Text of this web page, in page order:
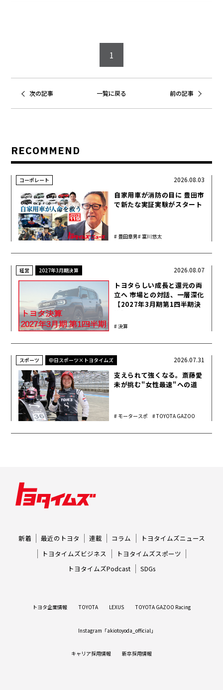
1
次の記事 一覧に戻る 前の記事
RECOMMEND
コーポレート
自家用車が消防の目に 豊田市
で新たな実証実験がスタート
豊田章男 富川悠太
2026.08.03
経営 2027年3月期決算
トヨタらしい成長と還元の両
立へ 市場との対話、一層深化
【2027年3月期第1四半期決
決算
2026.08.07
スポーツ 中日スポーツ×トヨタイムズ
支えられて強くなる。斎藤愛
未が挑む"女性最速"への道
モータースポ
TOYOTA GAZOO
2026.07.31
新着 最近のトヨタ 連載 コラム
トヨタイムズニュース
トヨタイムズビジネス
トヨタイムズスポーツ
トヨタイムズPodcast
SDGs
トヨタ企業情報 TOYOTA LEXUS TOYOTA GAZOO Racing
Instagram「akiotoyoda_official」
キャリア採用情報 新卒採用情報